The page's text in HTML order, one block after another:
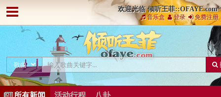
欢迎光临 倾听王菲::OFAYE.com
音乐盒 登录 免费注册
所有新闻 活动行程 八卦